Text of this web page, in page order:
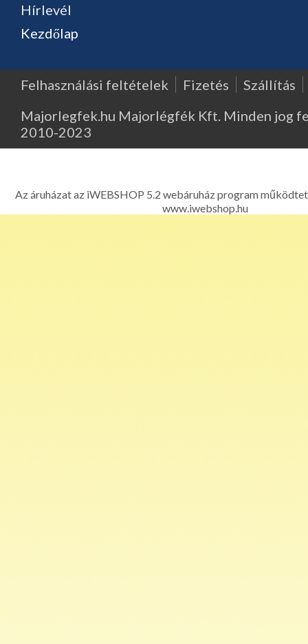
Hírlevél
Kezdőlap
Felhasználási feltételek Fizetés
Szállítás
Majorlegfek.hu Majorlégfék Kft. Minden jog
2010-2023
Az áruházat az iWEBSHOP 5.2 webáruház program
www.iwebshop.hu